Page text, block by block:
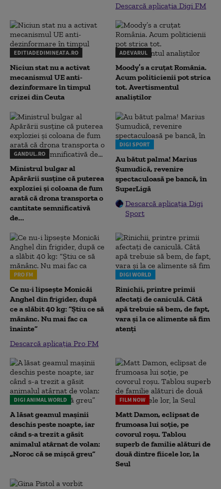
Descarcă aplicația Digi FM
EDITIADEDIMINEATA.RO
Niciun stat nu a activat
mecanismul UE anti-
dezinformare în timpul
crizei din Ceuta
ADEVARUL
Moody’s a cruțat România.
Acum politicienii pot strica
tot. Avertismentul
analiștilor
GANDUL.RO
Ministrul bulgar al
Apărării susține că puterea
exploziei și coloana de fum
arată că drona transporta o
cantitate semnificativă
de...
DIGI SPORT
Au bătut palma! Marius
Șumudică, revenire
spectaculoasă pe bancă, în
SuperLigă
Descarcă aplicația Digi
Sport
PRO FM
Ce nu-i lipsește Monicăi
Anghel din frigider, după
ce a slăbit 40 kg: “Știu ce să
mănânc. Nu mai fac ca
înainte”
Descarcă aplicația Pro FM
DIGI WORLD
Rinichii, printre primii
afectați de caniculă. Câtă
apă trebuie să bem, de fapt,
vara și la ce alimente să fim
atenți
DIGI ANIMAL WORLD
A lăsat geamul mașinii
deschis peste noapte, iar
când s-a trezit a găsit
animalul atârnat de volan:
„Noroc că se mișcă greu”
FILM NOW
Matt Damon, eclipsat de
frumoasa lui soție, pe
covorul roșu. Tablou
superb de familie alături de
două dintre fiicele lor, la
Seul